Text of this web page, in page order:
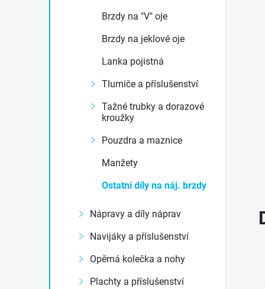
Brzdy na "V" oje
Brzdy na jeklové oje
Lanka pojistná
Tlumiče a příslušenství
Tažné trubky a dorazové
kroužky
Pouzdra a maznice
Manžety
Ostatní díly na náj. brzdy
Nápravy a díly náprav
Navijáky a příslušenství
Opěrná kolečka a nohy
Plachty a příslušenství